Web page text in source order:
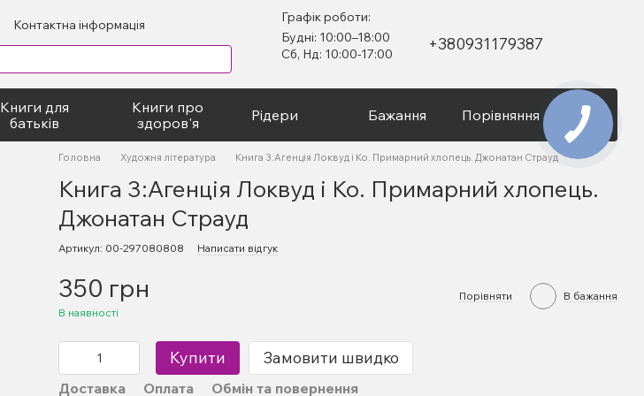
Контактна інформація
Графік роботи:
Будні: 10:00–18:00
Сб, Нд: 10:00-17:00
+380931179387
Книги для
батьків
Книги про
здоров'я
Рідери Бажання Порівняння Вхід
Головна Художня література Книга 3:Агенція Локвуд і Ко. Примарний хлопець. Джонатан Страуд
Книга 3:Агенція Локвуд і Ко. Примарний хлопець.
Джонатан Страуд
Артикул: 00-297080808 Написати відгук
350 грн
В наявності
Порівняти В бажання
Купити Замовити швидко
Доставка Оплата Обмін та повернення